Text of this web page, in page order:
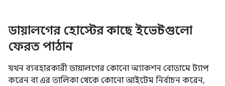
ডায়ালগের হোস্টের কাছে ইভেন্টগুলো
ফেরত পাঠান
যখন ব্যবহারকারী ডায়ালগের কোনো অ্যাকশন বোতামে ট্যাপ
করেন বা এর তালিকা থেকে কোনো আইটেম নির্বাচন করেন,